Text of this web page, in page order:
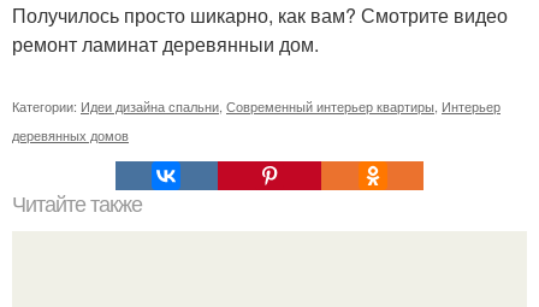
Получилось просто шикарно, как вам? Смотрите видео
ремонт ламинат деревянныи дом.
Категории: Идеи дизайна спальни Современный интерьер квартиры Интерьер
деревянных домов
Читайте также